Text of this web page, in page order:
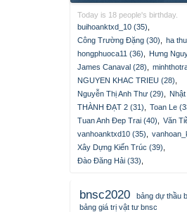
Today is 18 people's birthday.
buihoanktxd_10 (35)
Công Trường Đặng (30)
ha
hongphuoca11 (36)
Hưng
James Canaval (28)
NGUYEN KHAC TRIEU (28)
Nguyễn Thị Anh Thư (29)
THÀNH ĐẠT 2 (31)
Toan Le
Tuan Anh Đep Trai (40)
Văn
vanhoanktxd10 (35)
Xây Dựng Kiến Trúc (39)
Đào Đăng Hải (33)
bnsc2020
bảng dự thầu
bảng giá trị vật tư bnsc